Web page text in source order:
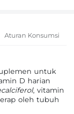
Aturan Konsumsi
untuk
D harian
, vitamin
oleh tubuh